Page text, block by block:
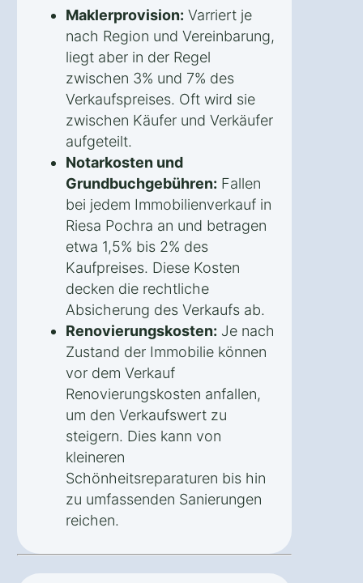
Maklerprovision: Varriert je
nach Region und Vereinbarung,
liegt aber in der Regel
zwischen 3% und 7% des
Verkaufspreises. Oft wird sie
zwischen Käufer und Verkäufer
aufgeteilt.
Notarkosten und
Grundbuchgebühren: Fallen
bei jedem Immobilienverkauf in
Riesa Pochra an und betragen
etwa 1,5% bis 2% des
Kaufpreises. Diese Kosten
decken die rechtliche
Absicherung des Verkaufs ab.
Renovierungskosten: Je nach
Zustand der Immobilie können
vor dem Verkauf
Renovierungskosten anfallen,
um den Verkaufswert zu
steigern. Dies kann von
kleineren
Schönheitsreparaturen bis hin
zu umfassenden Sanierungen
reichen.